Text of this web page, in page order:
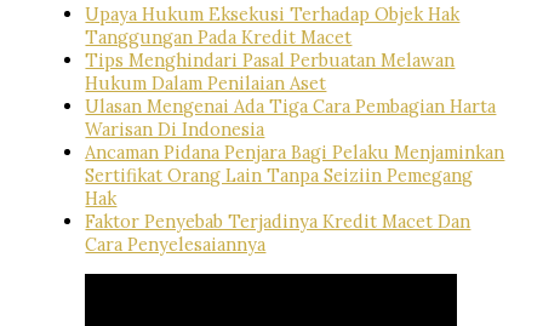
Upaya Hukum Eksekusi Terhadap Objek Hak
Tanggungan Pada Kredit Macet
Tips Menghindari Pasal Perbuatan Melawan
Hukum Dalam Penilaian Aset
Ulasan Mengenai Ada Tiga Cara Pembagian Harta
Warisan Di Indonesia
Ancaman Pidana Penjara Bagi Pelaku Menjaminkan
Sertifikat Orang Lain Tanpa Seiziin Pemegang
Hak
Faktor Penyebab Terjadinya Kredit Macet Dan
Cara Penyelesaiannya